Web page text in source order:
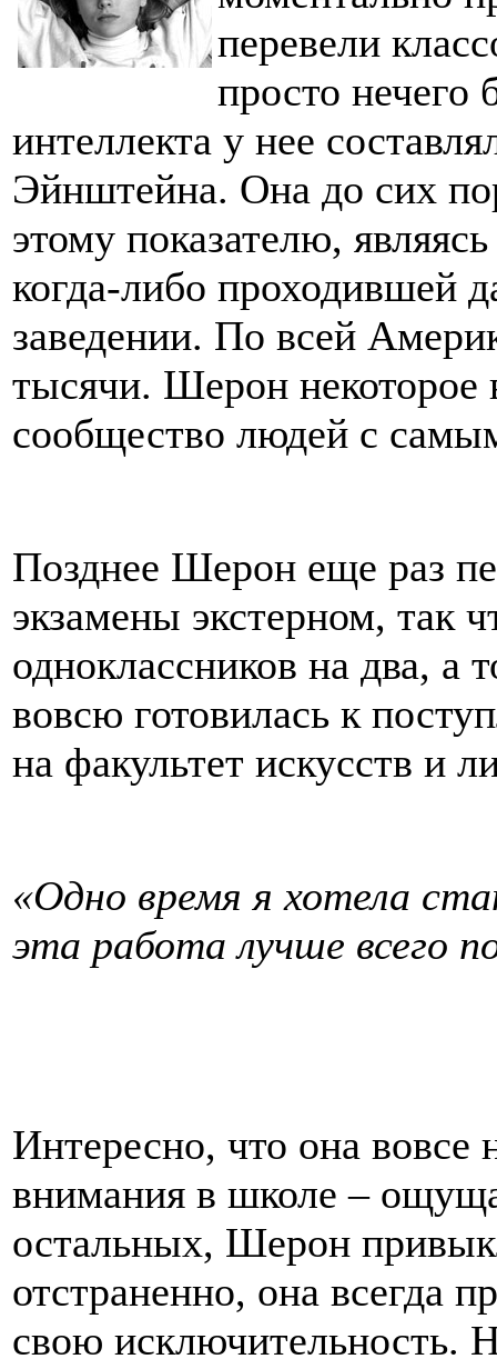
перевели
просто нечего
интеллекта у нее
Эйнштейна. Она до сих
этому показателю,
когда-либо проходившей
заведении. По всей
тысячи. Шерон некоторое
сообщество людей с
Позднее Шерон еще раз
экзамены экстерном, так
одноклассников на два, а
вовсю готовилась к
на факультет искусств и
«Одно время я хотела
эта работа лучше всего
Интересно, что она вовсе
внимания в школе –
остальных, Шерон
отстраненно, она всегда
свою исключительность.